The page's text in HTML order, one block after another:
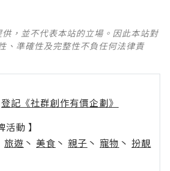
，並不代表本站的立場。因此本站對
、準確性及完整性不負任何法律責
登記《社群創作有價企劃》
動 】
旅遊 丶 美食 丶 親子 丶 寵物 丶 扮靚